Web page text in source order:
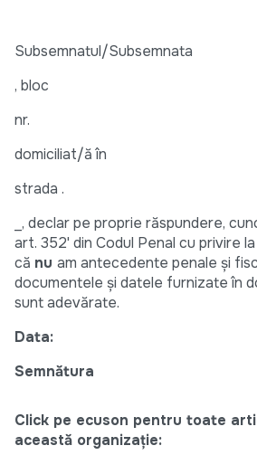
Subsemnatul/Subsemnata
, bloc
nr.
domiciliat/ă în
strada .
_, declar pe proprie răspundere,
art. 352' din Codul Penal cu privire
că nu am antecedente penale şi
documentele şi datele furnizate în
sunt adevărate.
Data:
Semnătura
Click pe ecuson pentru toate
această organizație: